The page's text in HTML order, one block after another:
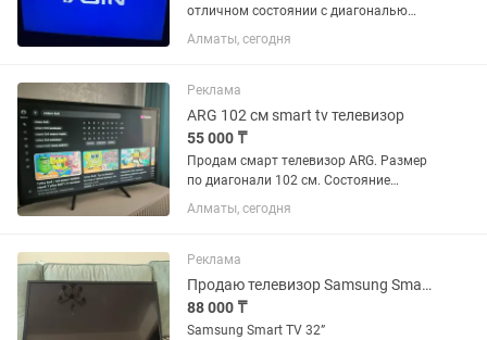
отличном состоянии с диагональю
экрана 130 см (50 дюймов).
Встроенный цифровой тюнер с 25
и много других интересных...
Алматы, сегодня
Реклама
ARG 102 см smart tv телевизор
55 000 ₸
Продам смарт телевизор ARG. Размер
по диагонали 102 см. Состояние
отличное. Пульт имеется. Вай фай,
Ютуб все четко работает.
Алматы, сегодня
Реклама
Продаю телевизор Samsung Smart TV 32 теледидары сатылады
88 000 ₸
Samsung Smart TV 32”